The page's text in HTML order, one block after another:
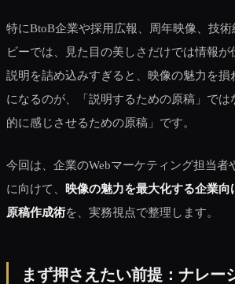
特にBtoB企業や採用広報、周年映像、技
ビーでは、見た目の美しさだけでは情報が
説明を詰め込みすぎると、映像の魅力を損
になるのが、「説明するための原稿」では
的に感じさせるための原稿」です。
今回は、企業のWebマーケティング担当者
に向けて、 映像の魅力を最大化する企業
原稿作成術を、実務視点で整理します。
まず押さえたい前提：ナレー